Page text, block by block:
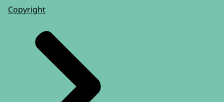
Copyright